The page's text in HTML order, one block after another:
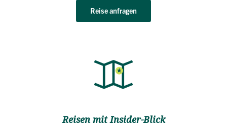
Reise anfragen
Reisen mit Insider-Blick